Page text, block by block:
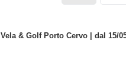
Vela & Golf Porto Cervo | dal 15/